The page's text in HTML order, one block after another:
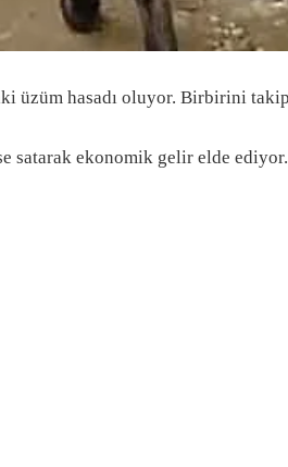
üzüm hasadı oluyor. Birbirini
satarak ekonomik gelir elde